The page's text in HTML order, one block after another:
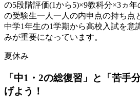
の5段階評価(1から5)×9教科分×3ヵ
の受験生一人一人の内申点の持ち点
中学1年生の1学期から高校入試を意
みが重要になっています。
夏休み
「中1・2の総復習」と 「苦手
げよう！